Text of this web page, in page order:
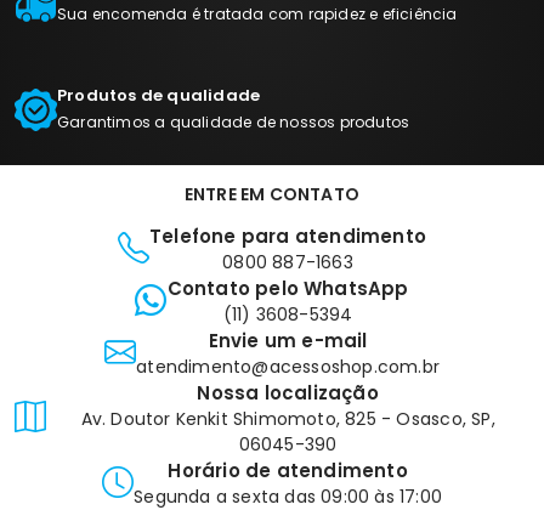
Sua encomenda é tratada com rapidez e eficiência
Produtos de qualidade
Garantimos a qualidade de nossos produtos
ENTRE EM CONTATO
Telefone para atendimento
0800 887-1663
Contato pelo WhatsApp
(11) 3608-5394
Envie um e-mail
atendimento@acessoshop.com.br
Nossa localização
Av. Doutor Kenkit Shimomoto, 825 - Osasco, SP,
06045-390
Horário de atendimento
Segunda a sexta das 09:00 às 17:00